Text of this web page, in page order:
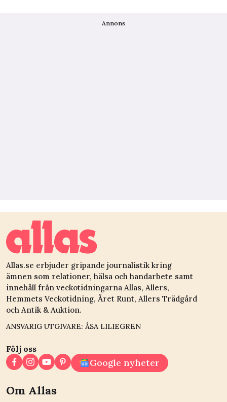
Annons
Allas.se erbjuder gripande journalistik kring
ämnen som relationer, hälsa och handarbete samt
innehåll från veckotidningarna Allas, Allers,
Hemmets Veckotidning, Året Runt, Allers Trädgård
och Antik & Auktion.
ANSVARIG UTGIVARE: ÅSA LILIEGREN
Följ oss
Google nyheter
Om Allas